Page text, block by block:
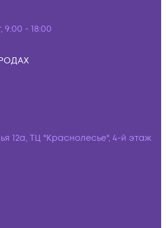
9:00 - 18:00
12а, ТЦ "Краснолесье", 4-й этаж